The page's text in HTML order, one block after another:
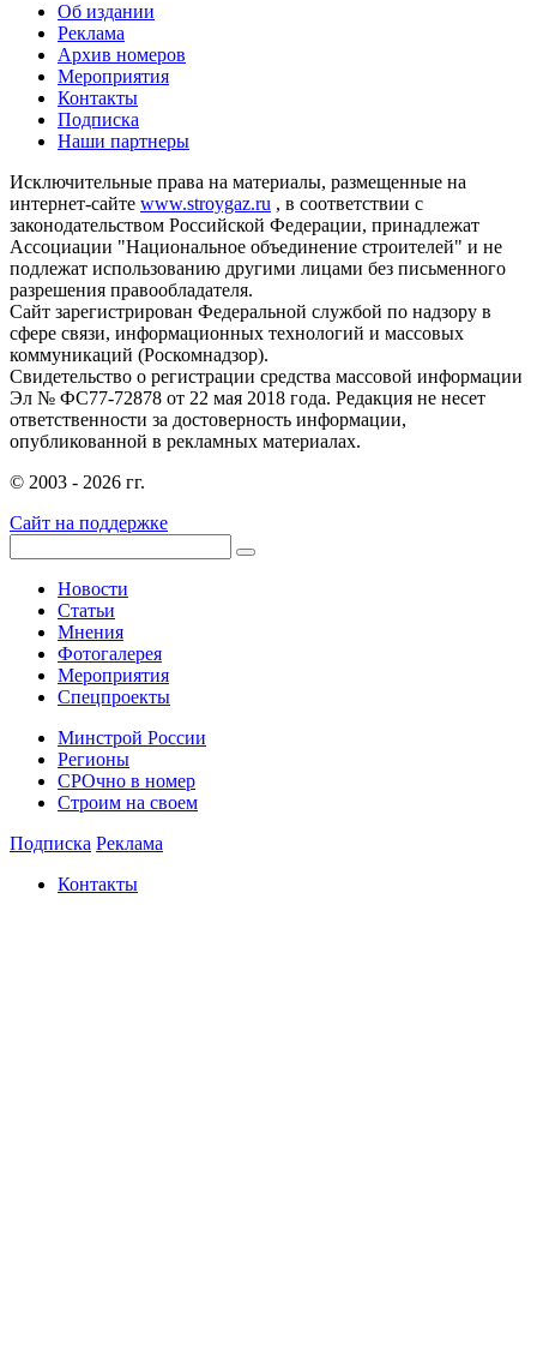
Об издании
Реклама
Архив номеров
Мероприятия
Контакты
Подписка
Наши партнеры
Исключительные права на материалы, размещенные на
интернет-сайте www.stroygaz.ru , в соответствии с
законодательством Российской Федерации, принадлежат
Ассоциации "Национальное объединение строителей" и не
подлежат использованию другими лицами без письменного
разрешения правообладателя.
Сайт зарегистрирован Федеральной службой по надзору в
сфере связи, информационных технологий и массовых
коммуникаций (Роскомнадзор).
Свидетельство о регистрации средства массовой информации
Эл № ФС77-72878 от 22 мая 2018 года. Редакция не несет
ответственности за достоверность информации,
опубликованной в рекламных материалах.
© 2003 - 2026 гг.
Сайт на поддержке
Новости
Статьи
Мнения
Фотогалерея
Мероприятия
Спецпроекты
Минстрой России
Регионы
СРОчно в номер
Строим на своем
Подписка Реклама
Контакты